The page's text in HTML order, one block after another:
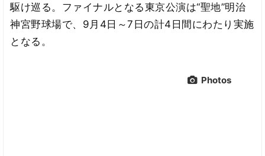
駆け巡る。ファイナルとなる東京公演は“聖地”明治
神宮野球場で、9月4日～7日の計4日間にわたり実施
となる。
Photos